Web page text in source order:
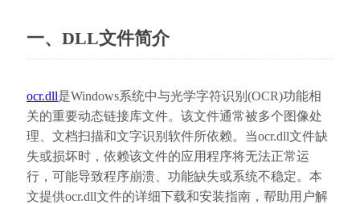
一、DLL文件简介
ocr.dll是Windows系统中与光学字符识别(OCR)功能相
关的重要动态链接库文件。该文件通常被多个图像处
理、文档扫描和文字识别软件所依赖。当ocr.dll文件缺
失或损坏时，依赖该文件的应用程序将无法正常运
行，可能导致程序崩溃、功能缺失或系统不稳定。本
文提供ocr.dll文件的详细下载和安装指南，帮助用户解